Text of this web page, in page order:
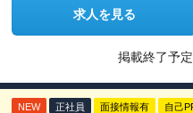
求人を見る
掲載終了予定
NEW 正社員 面接情報有 自己